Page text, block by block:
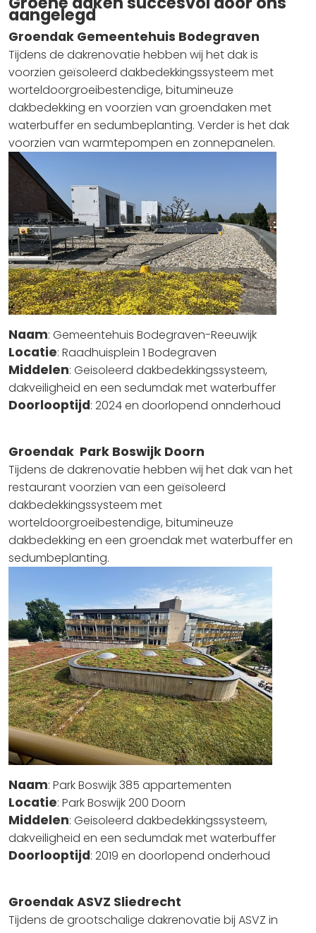
aangelegd
Groendak Gemeentehuis Bodegraven
Tijdens de dakrenovatie hebben wij het dak is
voorzien geïsoleerd dakbedekkingssysteem met
worteldoorgroeibestendige, bitumineuze
dakbedekking en voorzien van groendaken met
waterbuffer en sedumbeplanting. Verder is het dak
voorzien van warmtepompen en zonnepanelen.
Naam: Gemeentehuis Bodegraven-Reeuwijk
Locatie: Raadhuisplein 1 Bodegraven
Middelen: Geisoleerd dakbedekkingssysteem,
dakveiligheid en een sedumdak met waterbuffer
Doorlooptijd: 2024 en doorlopend onnderhoud
Groendak Park Boswijk Doorn
Tijdens de dakrenovatie hebben wij het dak van het
restaurant voorzien van een geïsoleerd
dakbedekkingssysteem met
worteldoorgroeibestendige, bitumineuze
dakbedekking en een groendak met waterbuffer en
sedumbeplanting.
Naam: Park Boswijk 385 appartementen
Locatie: Park Boswijk 200 Doorn
Middelen: Geisoleerd dakbedekkingssysteem,
dakveiligheid en een sedumdak met waterbuffer
Doorlooptijd: 2019 en doorlopend onderhoud
Groendak ASVZ Sliedrecht
Tijdens de grootschalige dakrenovatie bij ASVZ in